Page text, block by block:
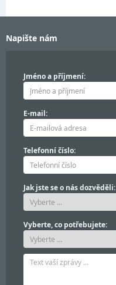
Napište nám
Jméno a příjmení:
E-mail:
Telefonní číslo:
Jak jste se o nás dozvěděli:
Vyberte, co potřebujete: